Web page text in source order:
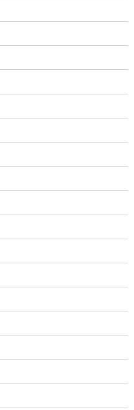
ムズ にゃんコンボと
コンボは遅くする効果アップ
効果を解放した西園寺メカ子
クロンの進軍を遅らせ、さら
ことでタイマンで撃破に成功